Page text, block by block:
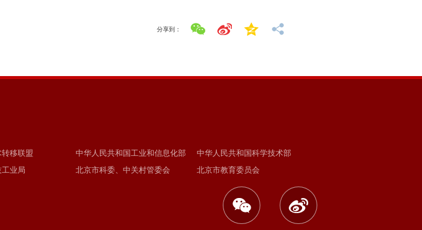
分享到：
移联盟 中华人民共和国工业和信息化部
中华人民共和国科学技术部
工业局 北京市科委、中关村管委会 北京市教育委员会